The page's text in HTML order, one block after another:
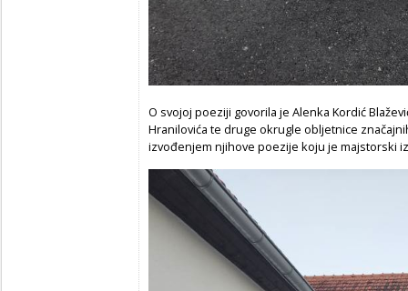
O svojoj poeziji govorila je Alenka Kordić
Hranilovića te druge okrugle obljetnice
izvođenjem njihove poezije koju je majstorski